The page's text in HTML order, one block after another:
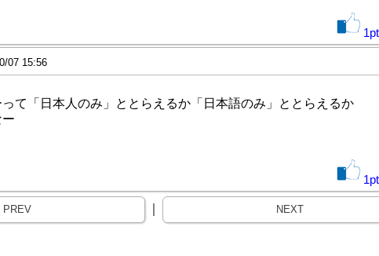
1pt
07 15:56
て「日本人のみ」ととらえるか「日本語のみ」ととらえるか
1pt
PREV NEXT